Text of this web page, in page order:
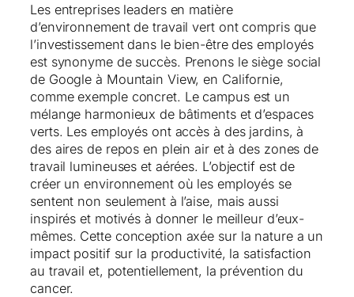
Les entreprises leaders en matière
d’environnement de travail vert ont compris que
l’investissement dans le bien-être des employés
est synonyme de succès. Prenons le siège social
de Google à Mountain View, en Californie,
comme exemple concret. Le campus est un
mélange harmonieux de bâtiments et d’espaces
verts. Les employés ont accès à des jardins, à
des aires de repos en plein air et à des zones de
travail lumineuses et aérées. L’objectif est de
créer un environnement où les employés se
sentent non seulement à l’aise, mais aussi
inspirés et motivés à donner le meilleur d’eux-
mêmes. Cette conception axée sur la nature a un
impact positif sur la productivité, la satisfaction
au travail et, potentiellement, la prévention du
cancer.